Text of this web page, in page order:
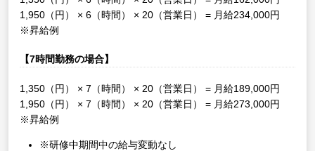
1,950（円） × 6（時間） × 20（営業日） = 月給234,000円
※昇給例
【7時間勤務の場合】
1,350（円） × 7（時間） × 20（営業日） = 月給189,000円
1,950（円） × 7（時間） × 20（営業日） = 月給273,000円
※昇給例
※研修中期間中の給与変動なし